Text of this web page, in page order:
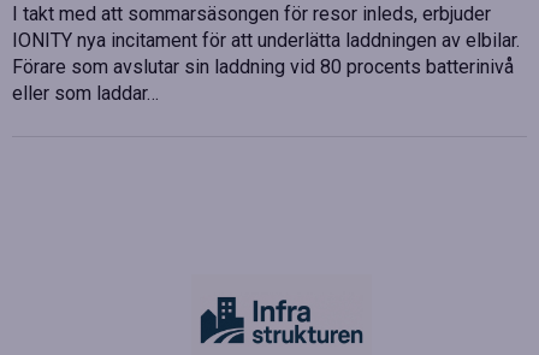
I takt med att sommarsäsongen för resor inleds, erbjuder
IONITY nya incitament för att underlätta laddningen av elbilar.
Förare som avslutar sin laddning vid 80 procents batterinivå
eller som laddar…